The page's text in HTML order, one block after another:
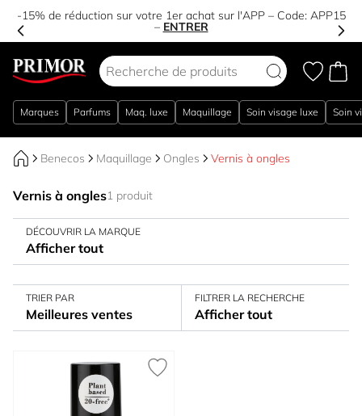
-15% de réduction sur votre 1er achat sur l'APP – Code: APP15
– ENTRER
Marques Parfums Maq. luxe Maquillage Soin visage luxe Soin
Benecos Maquillage Ongles Vernis à ongles
Vernis à ongles1 produit
DÉCOUVRIR LA MARQUE
Afficher tout
TRIER PAR
Meilleures ventes
FILTRER LA RECHERCHE
Afficher tout